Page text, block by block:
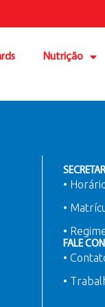
Nutrição
•
•
•
FALE
•
•